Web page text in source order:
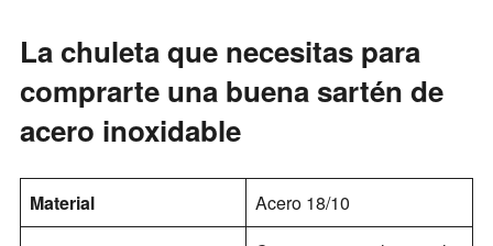
La chuleta que necesitas para
comprarte una buena sartén de
acero inoxidable
Material
Acero 18/10